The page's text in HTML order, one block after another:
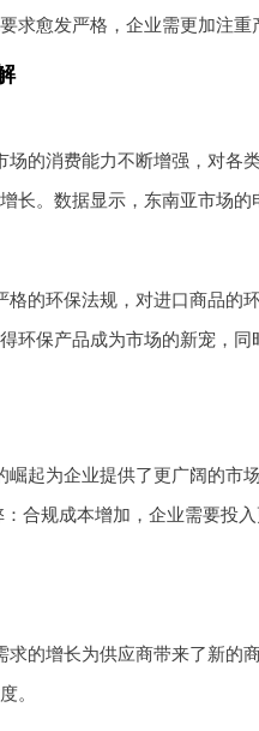
求愈发严格，企业需更加注重
场的消费能力不断增强，对各
长。数据显示，东南亚市场
格的环保法规，对进口商品的
环保产品成为市场的新宠，同
崛起为企业提供了更广阔的市
合规成本增加，企业需要投
求的增长为供应商带来了新的
。